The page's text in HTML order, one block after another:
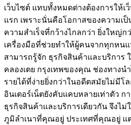
เว็บไซต์ แทบทั้งหมดต่างต้องการให้เ
แรก เพราะนั่นคือโอกาสของความเ
ความสำเร็จที่กว้างไกลกว่า ยิ่งใหญ่ก
เครื่องมือที่ช่วยทำให้ผู้คนจากทุกหนแ
สามารถรู้จัก ธุรกิจสินค้าและบริการ
คลองเตย กรุงเทพของคุณ ช่องทางน
รายได้ที่ง่ายยิ่งกว่าในอดีตสมัยไม่มีโ
อินเตอร์เน็ตยังคับแคบหลายเท่าตัว
ธุรกิจสินค้าและบริการเดียวกัน จึงไม่
ภูมิลำเนาที่คุณอยู่ ประเทศที่คุณอยู่